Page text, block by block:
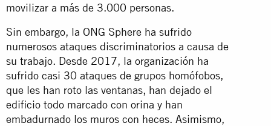
movilizar a más de 3.000 personas.
Sin embargo, la ONG Sphere ha sufrido
numerosos ataques discriminatorios a causa de
su trabajo. Desde 2017, la organización ha
sufrido casi 30 ataques de grupos homófobos,
que les han roto las ventanas, han dejado el
edificio todo marcado con orina y han
embadurnado los muros con heces. Asimismo,